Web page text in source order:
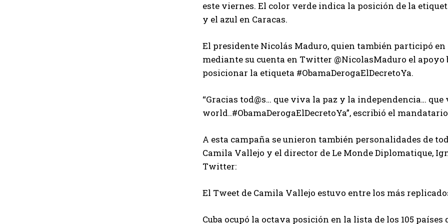
este viernes. El color verde indica la posición de la
y el azul en Caracas.
El presidente Nicolás Maduro, quien también participó
mediante su cuenta en Twitter @NicolasMaduro el
posicionar la etiqueta #ObamaDerogaElDecretoYa.
“Gracias tod@s… que viva la paz y la independencia…
world..#ObamaDerogaElDecretoYa”, escribió el
A esta campaña se unieron también personalidades de
Camila Vallejo y el director de Le Monde Diplomatique,
Twitter:
El Tweet de Camila Vallejo estuvo entre los más
Cuba ocupó la octava posición en la lista de los 105